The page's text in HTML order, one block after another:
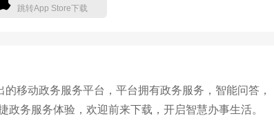
跳转App Store下载
移动政务服务平台，平台拥有政务服务，智能问答，
务服务体验，欢迎前来下载，开启智慧办事生活。